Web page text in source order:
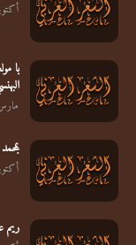
أكتوبر 10,
يا
مارس 01,
أكتوبر 10,
ريم